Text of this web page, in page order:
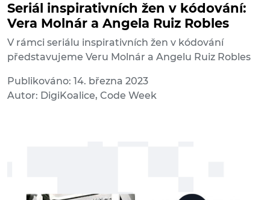
Seriál inspirativních žen v kódování:
Vera Molnár a Angela Ruiz Robles
V rámci seriálu inspirativních žen v kódování
představujeme Veru Molnár a Angelu Ruiz Robles
Publikováno: 14. března 2023
Autor: DigiKoalice, Code Week